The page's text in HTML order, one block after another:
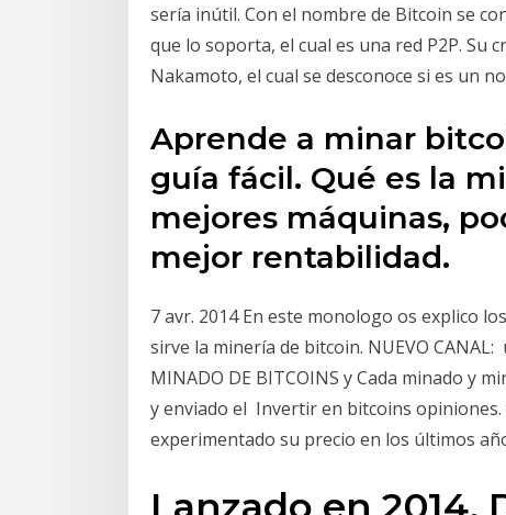
sería inútil. Con el nombre de Bitcoin se
que lo soporta, el cual es una red P2P. Su
Nakamoto, el cual se desconoce si es un
Aprende a minar
guía fácil. Qué es la
mejores máquinas,
mejor rentabilidad.
7 avr. 2014 En este monologo os explico
sirve la minería de bitcoin. NUEVO
MINADO DE BITCOINS y Cada minado y
y enviado el Invertir en bitcoins
experimentado su precio en los últimos